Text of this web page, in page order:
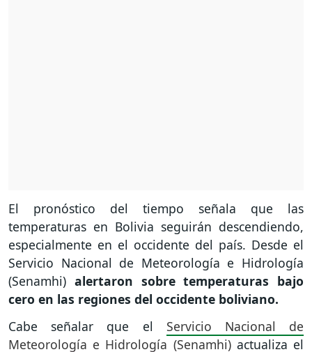
El pronóstico del tiempo señala que las
temperaturas en Bolivia seguirán descendiendo,
especialmente en el occidente del país. Desde el
Servicio Nacional de Meteorología e Hidrología
(Senamhi) alertaron sobre temperaturas bajo
cero en las regiones del occidente boliviano.
Cabe señalar que el Servicio Nacional de
Meteorología e Hidrología (Senamhi) actualiza el